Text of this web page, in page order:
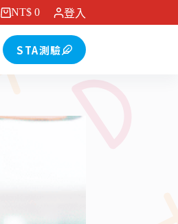
購
物
車
NT$0 登入
STA測驗